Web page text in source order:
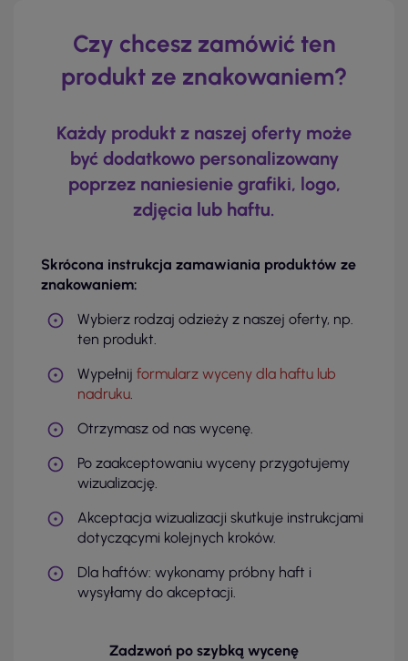
Czy chcesz zamówić ten
produkt ze znakowaniem?
Każdy produkt z naszej oferty może
być dodatkowo personalizowany
poprzez naniesienie grafiki, logo,
zdjęcia lub haftu.
Skrócona instrukcja zamawiania produktów ze
znakowaniem:
Wybierz rodzaj odzieży z naszej oferty, np.
ten produkt.
Wypełnij formularz wyceny dla haftu lub
nadruku.
Otrzymasz od nas wycenę.
Po zaakceptowaniu wyceny przygotujemy
wizualizację.
Akceptacja wizualizacji skutkuje instrukcjami
dotyczącymi kolejnych kroków.
Dla haftów: wykonamy próbny haft i
wysyłamy do akceptacji.
Zadzwoń po szybką wycenę